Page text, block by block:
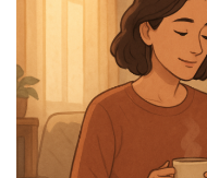
Ayuda
Cursos